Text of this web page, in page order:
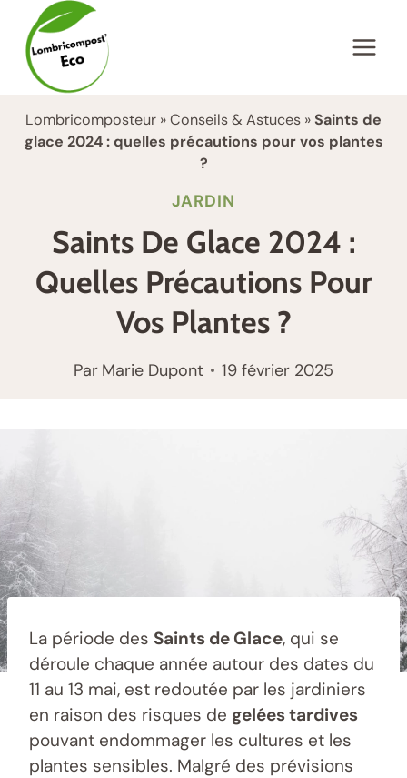
contenu
Lombricomposteur »Conseils & Astuces » Saints de
glace 2024 : quelles précautions pour vos plantes
?
JARDIN
Saints De Glace 2024 :
Quelles Précautions Pour
Vos Plantes ?
Par Marie Dupont 19 février 2025
La période des Saints de Glace, qui se
déroule chaque année autour des dates du
11 au 13 mai, est redoutée par les jardiniers
en raison des risques de gelées tardives
pouvant endommager les cultures et les
plantes sensibles. Malgré des prévisions